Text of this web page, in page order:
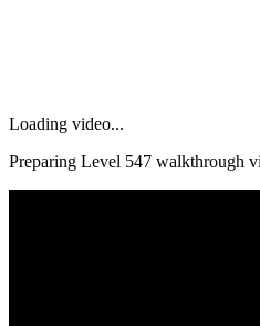
Loading video...
Preparing Level 547 walkthrough